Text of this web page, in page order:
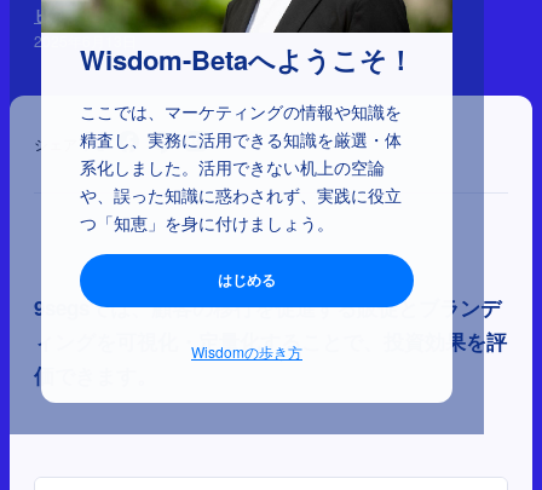
Wisdom-Betaへようこそ！
ここでは、マーケティングの情報や知識を
精査し、実務に活用できる知識を厳選・体
系化しました。活用できない机上の空論
や、誤った知識に惑わされず、実践に役立
つ「知恵」を身に付けましょう。
はじめる
Wisdomの歩き方
ビジネス構造の理解
2025年6月13日
シェア
9segsでは、顧客の移行を促進する販促とブランデ
ィングを可視化・定量化することで、投資効果を評
価できます。